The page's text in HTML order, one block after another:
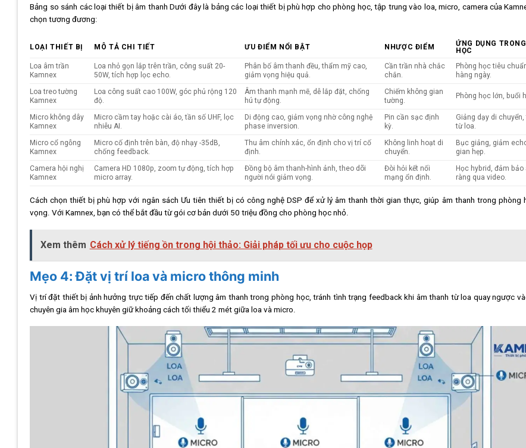
Bảng so sánh các loại thiết bị âm thanh Dưới đây là bảng các loại thiết bị phù hợp cho phòng học, tập trung vào loa, micro, camera của
chọn tương đương:
LOẠI THIẾT BỊ MÔ TẢ CHI TIẾT ƯU ĐIỂM NỔI BẬT NHƯỢC ĐIỂM
ỨNG DỤNG
HỌC
Loa âm trần
Kamnex
Loa nhỏ gọn lắp trên trần, công suất 20-
50W, tích hợp lọc echo.
Phân bố âm thanh đều, thẩm mỹ cao,
giảm vọng hiệu quả.
Cần trần nhà chắc
chắn.
Phòng học tiêu
hàng ngày.
Loa treo tường
Kamnex
Loa công suất cao 100W, góc phủ rộng 120
độ.
Âm thanh mạnh mẽ, dễ lắp đặt, chống
hú tự động.
Chiếm không gian
tường.
Phòng học lớn, buổi
Micro không dây
Kamnex
Micro cầm tay hoặc cài áo, tần số UHF, lọc
nhiễu AI.
Di động cao, giảm vọng nhờ công nghệ
phase inversion.
Pin cần sạc định
kỳ.
Giảng dạy di
từ loa.
Micro cổ ngỗng
Kamnex
Micro cố định trên bàn, độ nhạy -35dB,
chống feedback.
Thu âm chính xác, ổn định cho vị trí cố
định.
Không linh hoạt di
chuyển.
Bục giảng, giảm
gian hẹp.
Camera hội nghị
Kamnex
Camera HD 1080p, zoom tự động, tích hợp
micro array.
Đồng bộ âm thanh-hình ảnh, theo dõi
người nói giảm vọng.
Đòi hỏi kết nối
mạng ổn định.
Học hybrid, đảm
ràng qua video.
Cách chọn thiết bị phù hợp với ngân sách Ưu tiên thiết bị có công nghệ DSP để xử lý âm thanh thời gian thực, giúp âm thanh trong phòng
vọng. Với Kamnex, bạn có thể bắt đầu từ gói cơ bản dưới 50 triệu đồng cho phòng học nhỏ.
Xem thêm Cách xử lý tiếng ồn trong hội thảo: Giải pháp tối ưu cho cuộc họp
Mẹo 4: Đặt vị trí loa và micro thông minh
Vị trí đặt thiết bị ảnh hưởng trực tiếp đến chất lượng âm thanh trong phòng học, tránh tình trạng feedback khi âm thanh từ loa quay ngược
chuyên gia âm học khuyên giữ khoảng cách tối thiểu 2 mét giữa loa và micro.